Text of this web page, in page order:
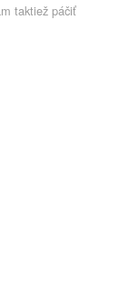
taktiež páčiť